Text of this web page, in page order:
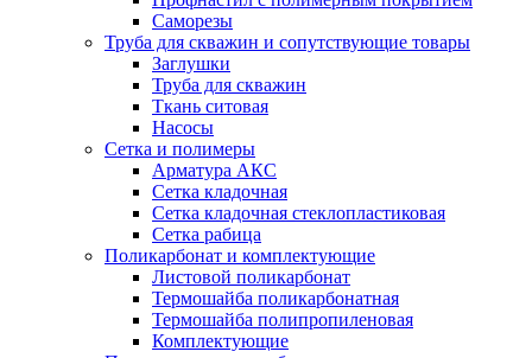
Саморезы
Труба для скважин и сопутствующие товары
Заглушки
Труба для скважин
Ткань ситовая
Насосы
Сетка и полимеры
Арматура АКС
Сетка кладочная
Сетка кладочная стеклопластиковая
Сетка рабица
Поликарбонат и комплектующие
Листовой поликарбонат
Термошайба поликарбонатная
Термошайба полипропиленовая
Комплектующие